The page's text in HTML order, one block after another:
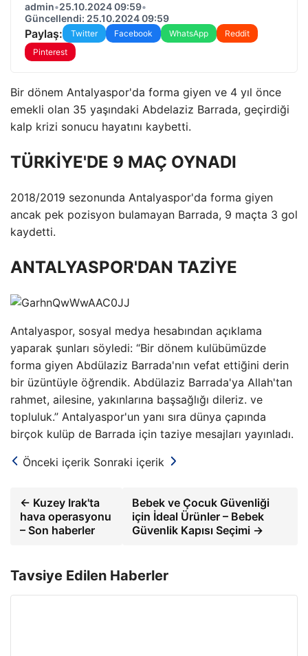
admin•25.10.2024 09:59•
Güncellendi: 25.10.2024 09:59
Paylaş: Twitter Facebook WhatsApp
Reddit
Pinterest
Bir dönem Antalyaspor'da forma giyen ve 4 yıl önce
emekli olan 35 yaşındaki Abdelaziz Barrada, geçirdiği
kalp krizi sonucu hayatını kaybetti.
TÜRKİYE'DE 9 MAÇ OYNADI
2018/2019 sezonunda Antalyaspor'da forma giyen
ancak pek pozisyon bulamayan Barrada, 9 maçta 3 gol
kaydetti.
ANTALYASPOR'DAN TAZİYE
Antalyaspor, sosyal medya hesabından açıklama
yaparak şunları söyledi: “Bir dönem kulübümüzde
forma giyen Abdülaziz Barrada'nın vefat ettiğini derin
bir üzüntüyle öğrendik. Abdülaziz Barrada'ya Allah'tan
rahmet, ailesine, yakınlarına başsağlığı dileriz. ve
topluluk.” Antalyaspor'un yanı sıra dünya çapında
birçok kulüp de Barrada için taziye mesajları yayınladı.
Önceki içerik Sonraki içerik
← Kuzey Irak'ta
hava operasyonu
– Son haberler
Bebek ve Çocuk Güvenliği
için İdeal Ürünler – Bebek
Güvenlik Kapısı Seçimi →
Tavsiye Edilen Haberler